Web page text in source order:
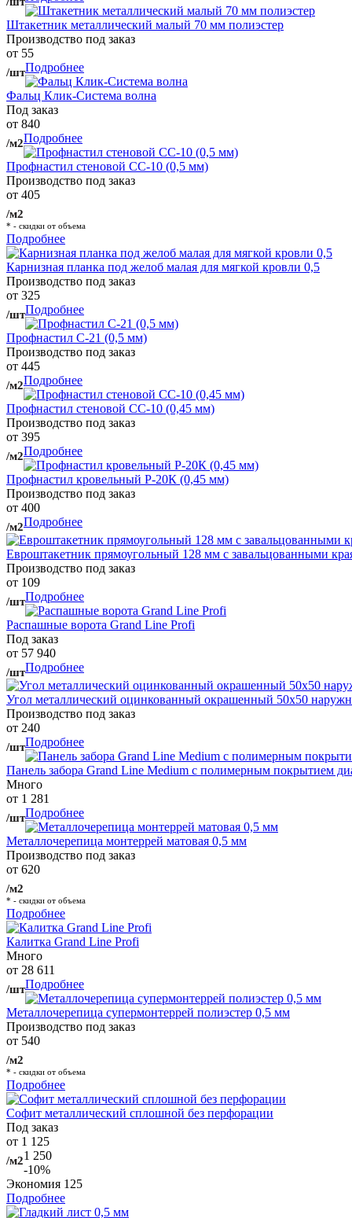
Штакетник металлический малый 70 мм полиэстер
Производство под заказ
от 55
/штПодробнее
Фальц Клик-Система волна
Под заказ
от 840
/м2Подробнее
Профнастил стеновой СС-10 (0,5 мм)
Производство под заказ
от 405
/м2
* - скидки от объема
Подробнее
Карнизная планка под желоб малая для мягкой кровли 0,5
Производство под заказ
от 325
/штПодробнее
Профнастил С-21 (0,5 мм)
Производство под заказ
от 445
/м2Подробнее
Профнастил стеновой СС-10 (0,45 мм)
Производство под заказ
от 395
/м2Подробнее
Профнастил кровельный Р-20К (0,45 мм)
Производство под заказ
от 400
/м2Подробнее
Евроштакетник прямоугольный 128 мм с завальцованными
Производство под заказ
от 109
/штПодробнее
Распашные ворота Grand Line Profi
Под заказ
от 57 940
/штПодробнее
Угол металлический оцинкованный окрашенный 50х50
Производство под заказ
от 240
/штПодробнее
Панель забора Grand Line Medium с полимерным покрытием
Много
от 1 281
/штПодробнее
Металлочерепица монтеррей матовая 0,5 мм
Производство под заказ
от 620
/м2
* - скидки от объема
Подробнее
Калитка Grand Line Profi
Много
от 28 611
/штПодробнее
Металлочерепица супермонтеррей полиэстер 0,5 мм
Производство под заказ
от 540
/м2
* - скидки от объема
Подробнее
Софит металлический сплошной без перфорации
Под заказ
от 1 125
/м21 250
-10%
Экономия 125
Подробнее